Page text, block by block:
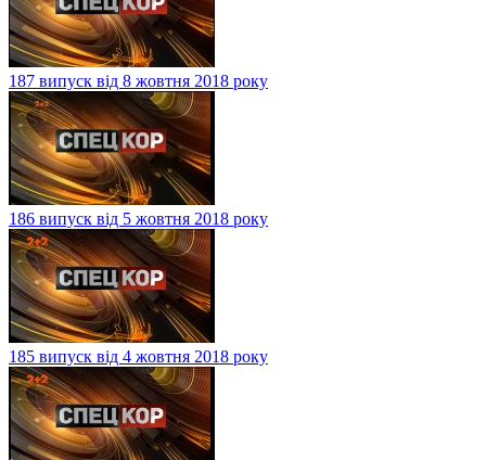
187 випуск від 8 жовтня 2018 року
186 випуск від 5 жовтня 2018 року
185 випуск від 4 жовтня 2018 року